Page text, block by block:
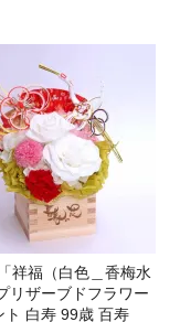
「祥福（白色＿香梅水
リザーブドフラワー
ト 白寿 99歳 百寿